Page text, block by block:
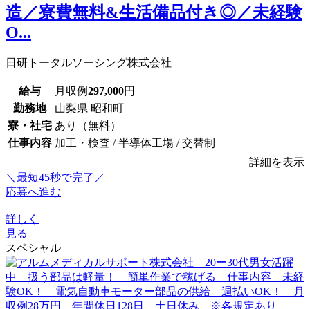
造／寮費無料&生活備品付き◎／未経験
O...
日研トータルソーシング株式会社
給与 月収例297,000円
勤務地
山梨県 昭和町
寮・社宅 あり（無料）
仕事内容 加工・検査 / 半導体工場 / 交替制
詳細を表示
＼最短45秒で完了／
応募へ進む
詳しく
見る
スペシャル